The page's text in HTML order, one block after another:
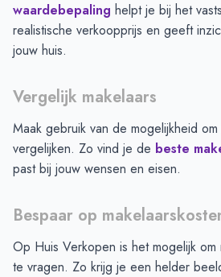
waardebepaling helpt je bij het
realistische verkoopprijs en geeft
jouw huis.
Vergelijk makelaars
Maak gebruik van de mogelijkheid om
vergelijken. Zo vind je de beste
past bij jouw wensen en eisen.
Bespaar op
Op Huis Verkopen is het mogelijk om
te vragen. Zo krijg je een helder